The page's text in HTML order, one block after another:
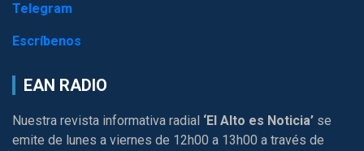
Telegram
Escríbenos
EAN RADIO
Nuestra revista informativa radial ‘El Alto es Noticia’ se
emite de lunes a viernes de 12h00 a 13h00 a través de